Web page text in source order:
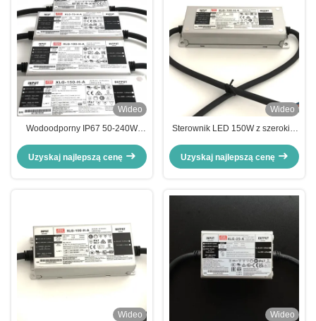
Wideo
Wodoodporny IP67 50-240W
Ściemniacz Stałej Mocy
Sterownik LED do Oświetlenia
Uzyskaj najlepszą cenę
Wideo
Sterownik LED 150W z szerokim
5-letnia gwarancja
Uzyskaj najlepszą cenę
Wideo
Wideo